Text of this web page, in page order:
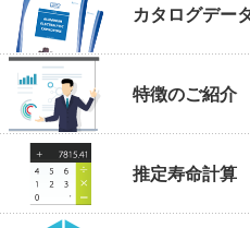
カタログデー
特徴のご紹介
推定寿命計算